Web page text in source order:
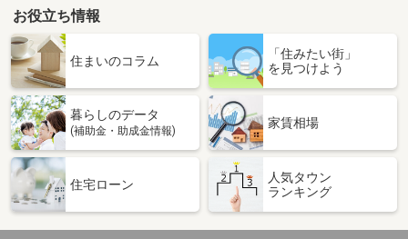
お役立ち情報
住まいのコラム
「住みたい街」
を見つけよう
暮らしのデータ
(補助金・助成金情報)
家賃相場
住宅ローン
人気タウン
ランキング